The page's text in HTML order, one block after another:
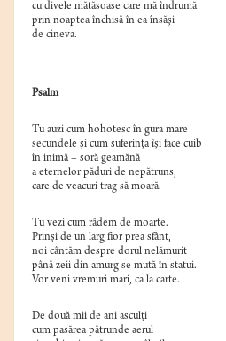
cu divele mătăsoase care mă îndrumă
prin noaptea închisă în ea însăşi
de cineva.
Psalm
Tu auzi cum hohotesc în gura mare
secundele şi cum suferinţa îşi face cuib
în inimă – soră geamănă
a eternelor păduri de nepătruns,
care de veacuri trag să moară.
Tu vezi cum râdem de moarte.
Prinşi de un larg fior prea sfânt,
noi cântăm despre dorul nelămurit
până zeii din amurg se mută în statui.
Vor veni vremuri mari, ca la carte.
De două mii de ani asculţi
cum pasărea pătrunde aerul